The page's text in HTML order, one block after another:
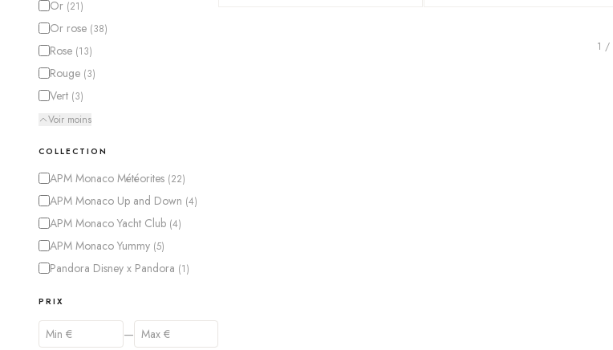
Or (21)
Or rose (38)
Rose (13)
Rouge (3)
Vert (3)
Voir moins
COLLECTION
APM Monaco Météorites (22)
APM Monaco Up and Down (4)
APM Monaco Yacht Club (4)
APM Monaco Yummy (5)
Pandora Disney x Pandora (1)
PRIX
—
1 /